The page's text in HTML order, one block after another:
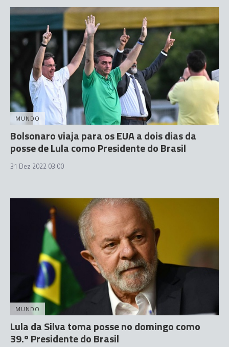
MUNDO
Bolsonaro viaja para os EUA a dois dias da
posse de Lula como Presidente do Brasil
31 Dez 2022 03:00
MUNDO
Lula da Silva toma posse no domingo como
39.º Presidente do Brasil